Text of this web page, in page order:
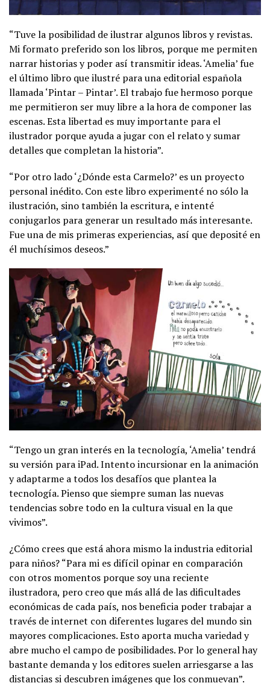
“Tuve la posibilidad de ilustrar algunos libros y revistas.
Mi formato preferido son los libros, porque me permiten
narrar historias y poder así transmitir ideas. ‘Amelia’ fue
el último libro que ilustré para una editorial española
llamada ‘Pintar – Pintar’. El trabajo fue hermoso porque
me permitieron ser muy libre a la hora de componer las
escenas. Esta libertad es muy importante para el
ilustrador porque ayuda a jugar con el relato y sumar
detalles que completan la historia”.
“Por otro lado ‘¿Dónde esta Carmelo?’ es un proyecto
personal inédito. Con este libro experimenté no sólo la
ilustración, sino también la escritura, e intenté
conjugarlos para generar un resultado más interesante.
Fue una de mis primeras experiencias, así que deposité en
él muchísimos deseos.”
“Tengo un gran interés en la tecnología, ‘Amelia’ tendrá
su versión para iPad. Intento incursionar en la animación
y adaptarme a todos los desafíos que plantea la
tecnología. Pienso que siempre suman las nuevas
tendencias sobre todo en la cultura visual en la que
vivimos”.
¿Cómo crees que está ahora mismo la industria editorial
para niños? “Para mi es difícil opinar en comparación
con otros momentos porque soy una reciente
ilustradora, pero creo que más allá de las dificultades
económicas de cada país, nos beneficia poder trabajar a
través de internet con diferentes lugares del mundo sin
mayores complicaciones. Esto aporta mucha variedad y
abre mucho el campo de posibilidades. Por lo general hay
bastante demanda y los editores suelen arriesgarse a las
distancias si descubren imágenes que los conmuevan”.